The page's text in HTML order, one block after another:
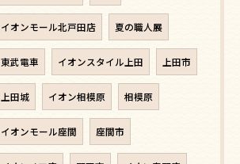
イオンモール北戸田店 夏の職人展
東武電車 イオンスタイル上田 上田市
上田城 イオン相模原 相模原
イオンモール座間 座間市